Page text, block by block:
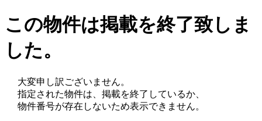
この物件は掲載を終了致しま
した。
大変申し訳ございません。
指定された物件は、掲載を終了しているか、
物件番号が存在しないため表示できません。